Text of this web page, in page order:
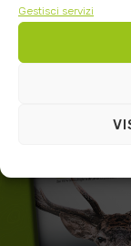
Gestisci servizi